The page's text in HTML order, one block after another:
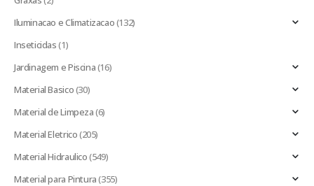
Iluminacao e Climatizacao(132)
Inseticidas(1)
Jardinagem e Piscina(16)
Material Basico(30)
Material de Limpeza(6)
Material Eletrico(205)
Material Hidraulico(549)
Material para Pintura(355)